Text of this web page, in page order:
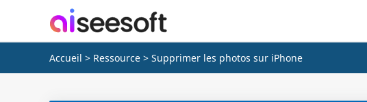
Accueil > Ressource > Supprimer les photos sur iPhone